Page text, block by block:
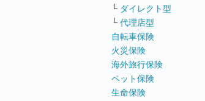
└ ダイレクト型
└ 代理店型
自転車保険
火災保険
海外旅行保険
ペット保険
生命保険